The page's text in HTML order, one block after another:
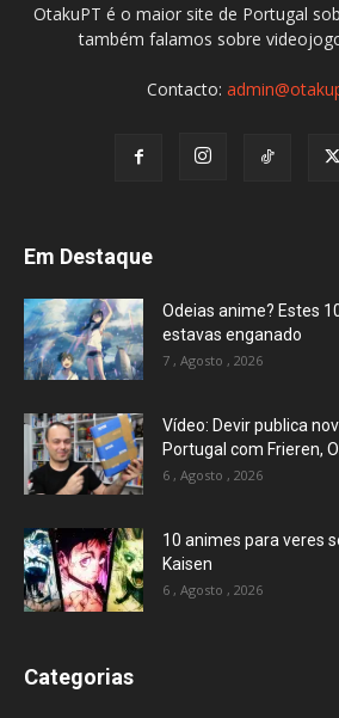
OtakuPT é o maior site de Portugal
também falamos sobre
Contacto:
Em Destaque
Odeias anime? Estes
estavas enganado
7 , Agosto , 2026
Vídeo: Devir publica
Portugal com Frieren,
6 , Agosto , 2026
10 animes para veres
Kaisen
6 , Agosto , 2026
Categorias